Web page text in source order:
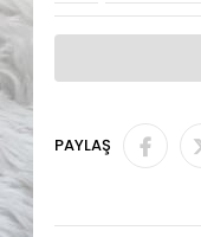
PAYLAŞ